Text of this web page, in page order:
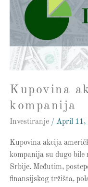
Kupovina
kompanija
Investiranje / April 11,
Kupovina akcija
kompanija su dugo bile
Srbije. Međutim,
finansijskog tržišta,
kompanija